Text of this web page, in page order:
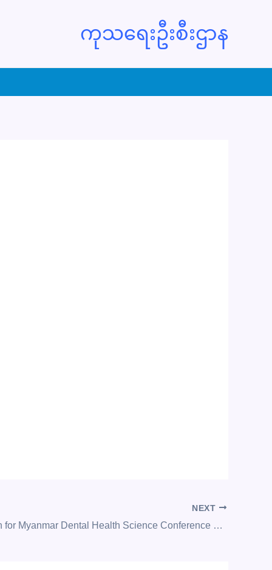
ကုသရေးဦးစီးဌာန
NEXT
Appreciation for Myanmar Dental Health Science Conference 2023